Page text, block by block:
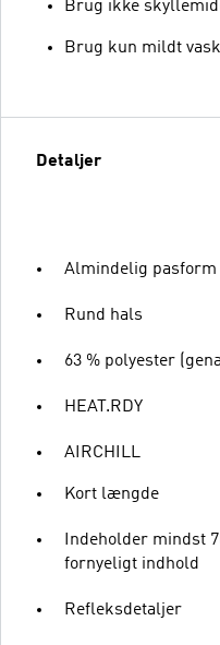
Brug ikke
Brug kun mildt
Detaljer
Almindelig pasform
Rund hals
63 % polyester
HEAT.RDY
AIRCHILL
Kort længde
Indeholder mindst
fornyeligt indhold
Refleksdetaljer